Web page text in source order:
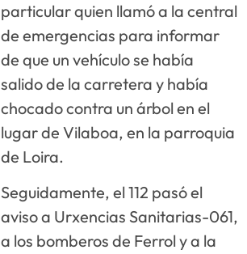
particular quien llamó a la central
de emergencias para informar
de que un vehículo se había
salido de la carretera y había
chocado contra un árbol en el
lugar de Vilaboa, en la parroquia
de Loira.
Seguidamente, el 112 pasó el
aviso a Urxencias Sanitarias-061,
a los bomberos de Ferrol y a la